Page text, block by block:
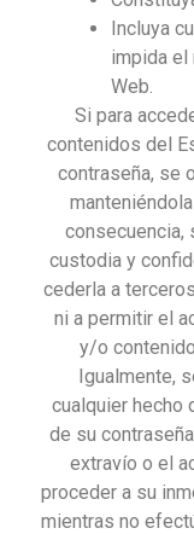
Incluya
impida el
Web.
Si para
contenidos del
contraseña, se
consecuencia,
custodia y
cederla a
ni a permitir el
y/o
Igualmente,
cualquier hecho
de su
extravío o el
proceder a su
mientras no